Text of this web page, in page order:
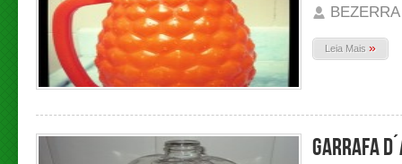
BEZERRA
Leia Mais »
GARRAFA